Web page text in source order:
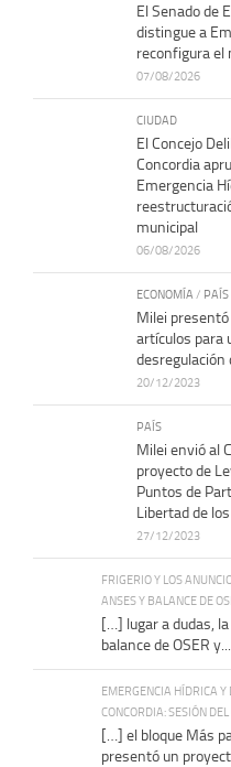
El Senado de
distingue a
reconfigura el
07/08/2026
CIUDAD
El Concejo
Concordia
Emergencia
municipal
06/08/2026
ECONOMÍA / PAÍS
Milei
artículos para
desregulación
20/12/2023
PAÍS
Milei envió al
proyecto de
Puntos de
Libertad de
27/12/2023
FRIGERIO Y LOS
ANSES Y BALANCE DE
[…] lugar a dudas,
balance de OSER y...
EMERGENCIA HÍDRICA Y
CONCORDIA: SESIÓN DEL
[…] el bloque Más
presentó un